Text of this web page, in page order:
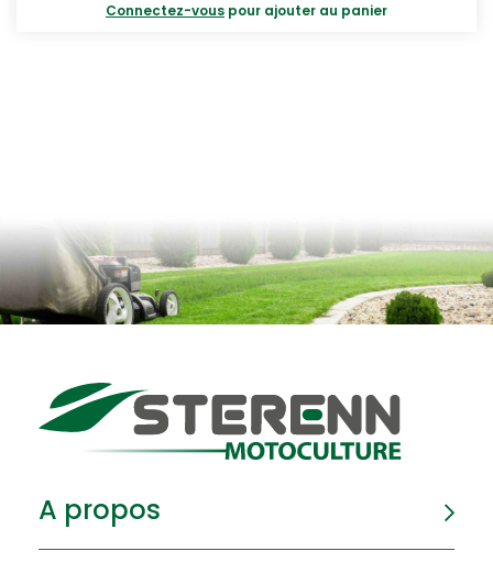
Connectez-vous pour ajouter au panier
A propos